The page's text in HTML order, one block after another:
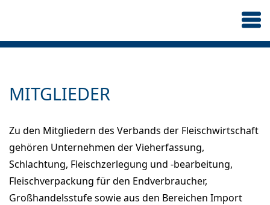
MITGLIEDER
Zu den Mitgliedern des Verbands der Fleischwirtschaft
gehören Unternehmen der Vieherfassung,
Schlachtung, Fleischzerlegung und -bearbeitung,
Fleischverpackung für den Endverbraucher,
Großhandelsstufe sowie aus den Bereichen Import